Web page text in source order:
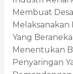
Membuat
Yang
Menentukan
Penyaringan